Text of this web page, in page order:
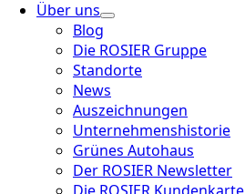
Über uns
Blog
Die ROSIER Gruppe
Standorte
News
Auszeichnungen
Unternehmenshistorie
Grünes Autohaus
Der ROSIER Newsletter